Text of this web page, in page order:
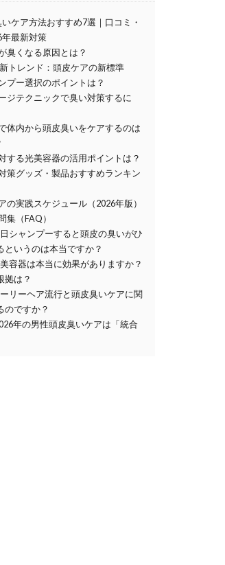
ケア方法おすすめ7選｜口コミ・
最新対策
臭くなる原因とは？
トレンド：頭皮ケアの新標準
プー選択のポイントは？
ジテクニックで臭い対策するに
体内から頭皮臭いをケアするのは
する光美容器の活用ポイントは？
策グッズ・製品おすすめランキン
の実践スケジュール（2026年版）
集（FAQ）
シャンプーすると頭皮の臭いがひ
というのは本当ですか？
容器は本当に効果がありますか？
拠は？
リーヘア流行と頭皮臭いケアに関
のですか？
年の男性頭皮臭いケアは「統合